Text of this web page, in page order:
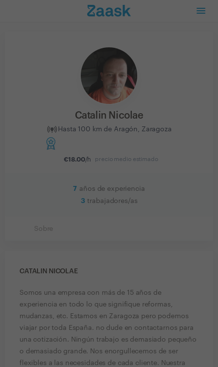
Catalin Nicolae
Hasta 100 km de Aragón, Zaragoza
€18.00/h precio medio estimado
7 años de experiencia
3 trabajadores/as
Sobre
CATALIN NICOLAE
Somos una empresa con más de 15 años de
experiencia en todo lo que signifique reformas,
mudanzas, etc. Estamos en Zaragoza pero podemos
viajar por toda España. no dude en contactarnos para
una cotización. Ningún trabajo es demasiado pequeño
o demasiado grande. Nos enorgullecemos de ser
flexibles a las necesidades de cada cliente. Nuestra